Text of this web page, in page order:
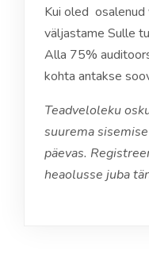
Kui oled
väljastame Sulle
Alla 75%
kohta antakse
Teadveloleku
suurema
päevas.
heaolusse juba